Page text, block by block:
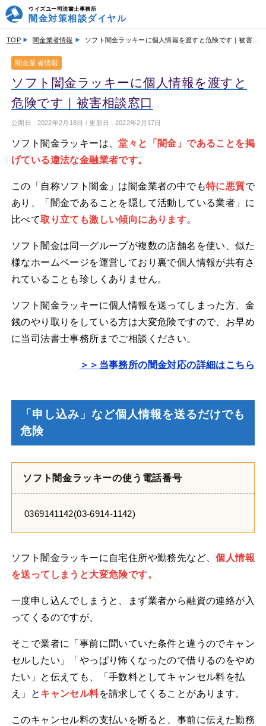
ウイズユー司法書士事務所
闇金対策相談ダイヤル
TOP 闇金業者情報 ソフト闇金ラッキーに個人情報を渡すと危険です｜被害相談窓口
闇金業者情報
ソフト闇金ラッキーに個人情報を渡すと
危険です｜被害相談窓口
公開日 : 2022年2月18日 / 更新日 : 2022年2月17日
ソフト闇金ラッキーは、堂々と「闇金」であることを掲
げている違法な金融業者です。
この「自称ソフト闇金」は闇金業者の中でも特に悪質で
あり、「闇金であることを隠して活動している業者」に
比べて取り立ても激しい傾向にあります。
ソフト闇金は同一グループが複数の店舗名を使い、似た
様なホームページを運営しており裏で個人情報が共有さ
れていることも珍しくありません。
ソフト闇金ラッキーに個人情報を送ってしまった方、金
銭のやり取りをしている方は大変危険ですので、お早め
に当司法書士事務所までご相談ください。
＞＞当事務所の闇金対応の詳細はこちら
「申し込み」など個人情報を送るだけでも
危険
ソフト闇金ラッキーの使う電話番号
0369141142(03-6914-1142)
ソフト闇金ラッキーに自宅住所や勤務先など、個人情報
を送ってしまうと大変危険です。
一度申し込んでしまうと、まず業者から融資の連絡が入
ってくるのですが、
そこで業者に「事前に聞いていた条件と違うのでキャン
セルしたい」「やっぱり怖くなったので借りるのをやめ
たい」と伝えても、「手数料としてキャンセル料を払
え」と キャンセル料を請求してくることがあります。
このキャンセル料の支払いを断ると、事前に伝えた勤務